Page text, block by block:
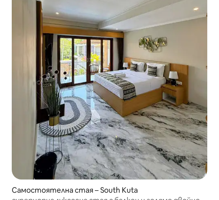
Самостоятелна стая – South Kuta